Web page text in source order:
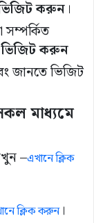
করুন।
করুন
জানতে ভিজিট
মাধ্যমে
–এখানে ক্লিক
ক্লিক করুন।